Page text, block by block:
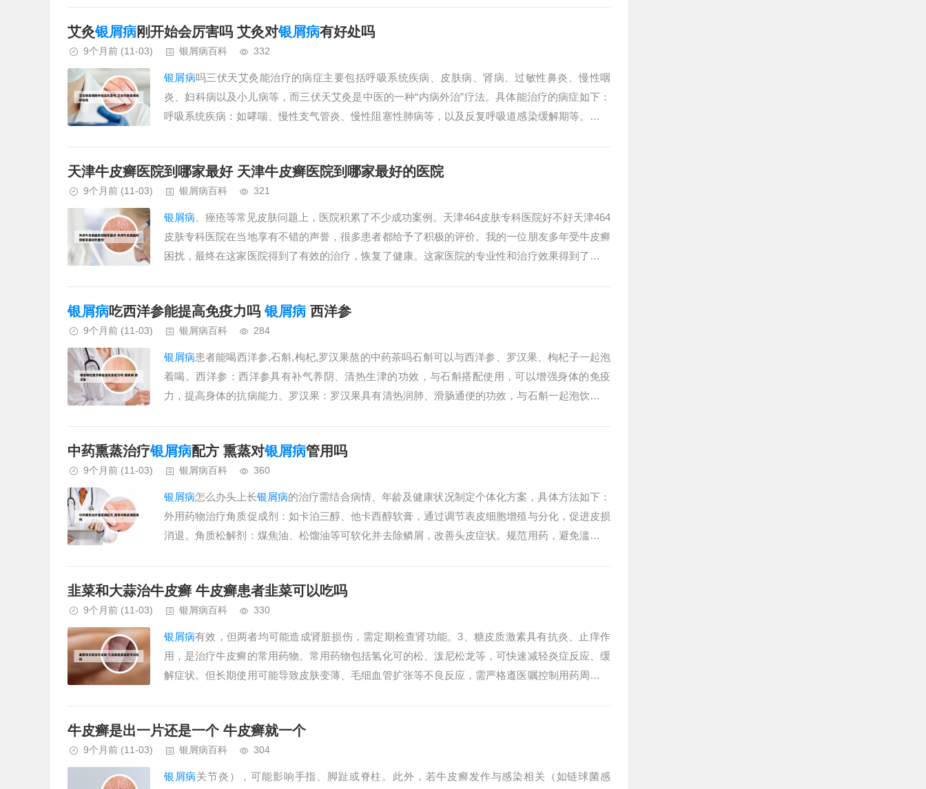
艾灸银屑病刚开始会厉害吗 艾灸对银屑病有好处吗
9个月前 (11-03) 银屑病百科 332
银屑病吗三伏天艾灸能治疗的病症主要包括呼吸系统疾病、皮肤病、肾病、过敏性鼻炎、慢性咽
炎、妇科病以及小儿病等，而三伏天艾灸是中医的一种“内病外治”疗法。具体能治疗的病症如下：
呼吸系统疾病：如哮喘、慢性支气管炎、慢性阻塞性肺病等，以及反复呼吸道感染缓解期等。病情
天津牛皮癣医院到哪家最好 天津牛皮癣医院到哪家最好的医院
9个月前 (11-03) 银屑病百科 321
银屑病 、痤疮等常见皮肤问题上，医院积累了不少成功案例。天津464皮肤专科医院好不好天津464
皮肤专科医院在当地享有不错的声誉，很多患者都给予了积极的评价。我的一位朋友多年受牛皮癣
困扰，最终在这家医院得到了有效的治疗，恢复了健康。这家医院的专业性和治疗效果得到了患者
银屑病吃西洋参能提高免疫力吗银屑病 西洋参
9个月前 (11-03) 银屑病百科 284
银屑病患者能喝西洋参,石斛,枸杞,罗汉果熬的中药茶吗石斛可以与西洋参、罗汉果、枸杞子一起泡
着喝。西洋参：西洋参具有补气养阴、清热生津的功效，与石斛搭配使用，可以增强身体的免疫
力，提高身体的抗病能力。罗汉果：罗汉果具有清热润肺、滑肠通便的功效，与石斛一起泡饮，可
中药熏蒸治疗银屑病配方 熏蒸对银屑病管用吗
9个月前 (11-03) 银屑病百科 360
银屑病怎么办头上长银屑病的治疗需结合病情、年龄及健康状况制定个体化方案，具体方法如下：
外用药物治疗角质促成剂：如卡泊三醇、他卡西醇软膏，通过调节表皮细胞增殖与分化，促进皮损
消退。角质松解剂：煤焦油、松馏油等可软化并去除鳞屑，改善头皮症状。规范用药，避免滥用药
韭菜和大蒜治牛皮癣 牛皮癣患者韭菜可以吃吗
9个月前 (11-03) 银屑病百科 330
银屑病有效，但两者均可能造成肾脏损伤，需定期检查肾功能。3、糖皮质激素具有抗炎、止痒作
用，是治疗牛皮癣的常用药物。常用药物包括氢化可的松、泼尼松龙等，可快速减轻炎症反应、缓
解症状。但长期使用可能导致皮肤变薄、毛细血管扩张等不良反应，需严格遵医嘱控制用药周期和
牛皮癣是出一片还是一个 牛皮癣就一个
9个月前 (11-03) 银屑病百科 304
银屑病关节炎），可能影响手指、脚趾或脊柱。此外，若牛皮癣发作与感染相关（如链球菌感